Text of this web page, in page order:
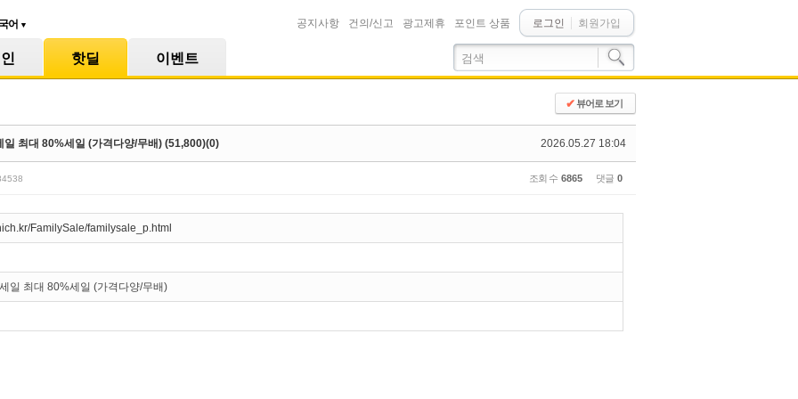
어 ▼ 로그인 회원가입
공지사항 건의/신고 광고제휴 포인트 상품
핫딜 이벤트
✔뷰어로 보기
2026.05.27 18:04
최대 80%세일 (가격다양/무배) (51,800)(0)
조회 수 6865 댓글 0
FamilySale/familysale_p.html
일 최대 80%세일 (가격다양/무배)